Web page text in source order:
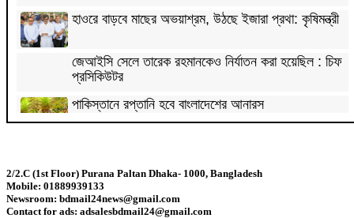
হাওরে বাড়বে মাছের অভয়াশ্রম, উঠছে ইজারা প্রথা: কৃষিমন্ত্রী
জেআইসি সেলে তারেক রহমানকেও নির্যাতন করা হয়েছিল : চিফ
প্রসিকিউটর
পাকিস্তানে রপ্তানি হবে বাংলাদেশের আনারস
‘শেখ হাসিনা কার্ড’ নিয়ে ভারত বন্ধুত্ব চাইতে পারে না:
স্বরাষ্ট্রমন্ত্রী
2/2.C (1st Floor) Purana Paltan Dhaka- 1000, Bangladesh
Mobile: 01889939133
Newsroom: bdmail24news@gmail.com
Contact for ads: adsalesbdmail24@gmail.com